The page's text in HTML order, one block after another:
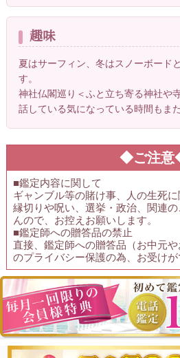
趣味
夏はサーフィン、冬はスノーボード
す。
神社仏閣巡り＜ふと立ち寄る神社や
話している気になっている時間もま
◆ご注
■鑑定内容に関して
ギャンブル等の賭け事、人の生死に
縁切りや呪い、選挙・政治、関連
んので、お控えお願いします。
■鑑定師への贈答品の禁止
直接、鑑定師への贈答品（お中元
のプライバシー保護の為、お受けが